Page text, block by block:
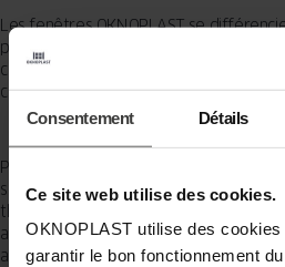
Consentement Détails
Ce site web utilise des cookies.
OKNOPLAST utilise des
garantir le bon fonctionnement
Les fenêtres OKNOPLAST se
performances techniques
capacité à accroître la luminosité de
comparaison avec les fenêtres
Pour résister aux changements de
sélectionner des fenêtres offrant une
thermique. Les vitrages ont été
assurer un maximum de chaleur en
ambiance rafraîchissante durant l'été